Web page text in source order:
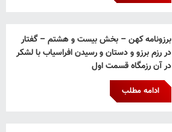
برزونامه کهن – بخش بیست و هشتم – گفتار
در رزم برزو و دستان و رسیدن افراسیاب با لشکر
در آن رزمگاه قسمت اول
ادامه مطلب